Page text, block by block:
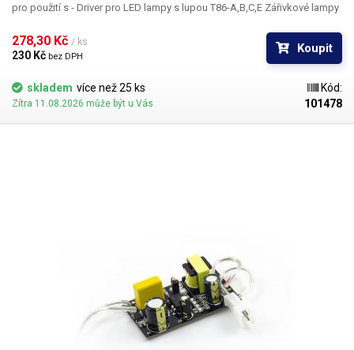
pro použití s - Driver pro LED lampy s lupou T86-A,B,C,E Zářivkové lampy
výměnou starého předřadníku pro fluorescenční trubici za LED driver pro
LED osvětlení a výměnou zářivky za tento kruhový LED modul.
278,30 Kč / ks
230 Kč bez DPH
Koupit
skladem více než 25 ks
Zítra 11.08.2026 může být u Vás
Kód:
101478